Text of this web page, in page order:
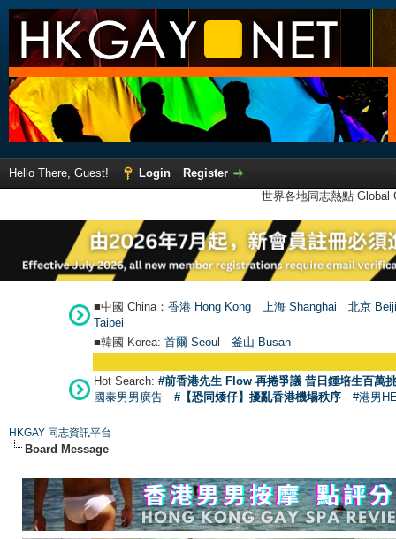
Hello There, Guest! Login
Register
世界各地同志熱點
■中國 China： 香港 Hong Kong 上海 Shanghai
北京
Taipei
■韓國 Korea: 首爾 Seoul 釜山 Busan
Hot Search: #前香港先生 Flow 再捲爭議 昔日鍾培生百萬
國泰男男廣告
#【恐同矮仔】擾亂香港機場秩序 #港男
HKGAY 同志資訊平台
Board Message